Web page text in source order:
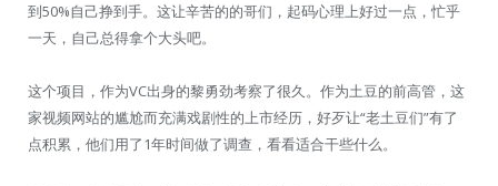
到50%自己挣到手。这让辛苦的的哥们，起码心理上好过一点，忙乎
一天，自己总得拿个大头吧。
这个项目，作为VC出身的黎勇劲考察了很久。作为土豆的前高管，这
家视频网站的尴尬而充满戏剧性的上市经历，好歹让“老土豆们”有了
点积累，他们用了1年时间做了调查，看看适合干些什么。